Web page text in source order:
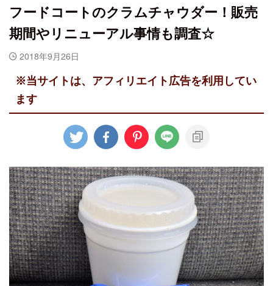
フードコートのクラムチャウダー！販売
期間やリニューアル事情も調査☆
2018年9月26日
※当サイトは、アフィリエイト広告を利用してい
ます